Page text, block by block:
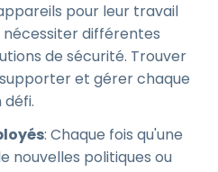
pour leur travail
nécessiter différentes
de sécurité. Trouver
et gérer chaque
: Chaque fois qu'une
nouvelles politiques ou